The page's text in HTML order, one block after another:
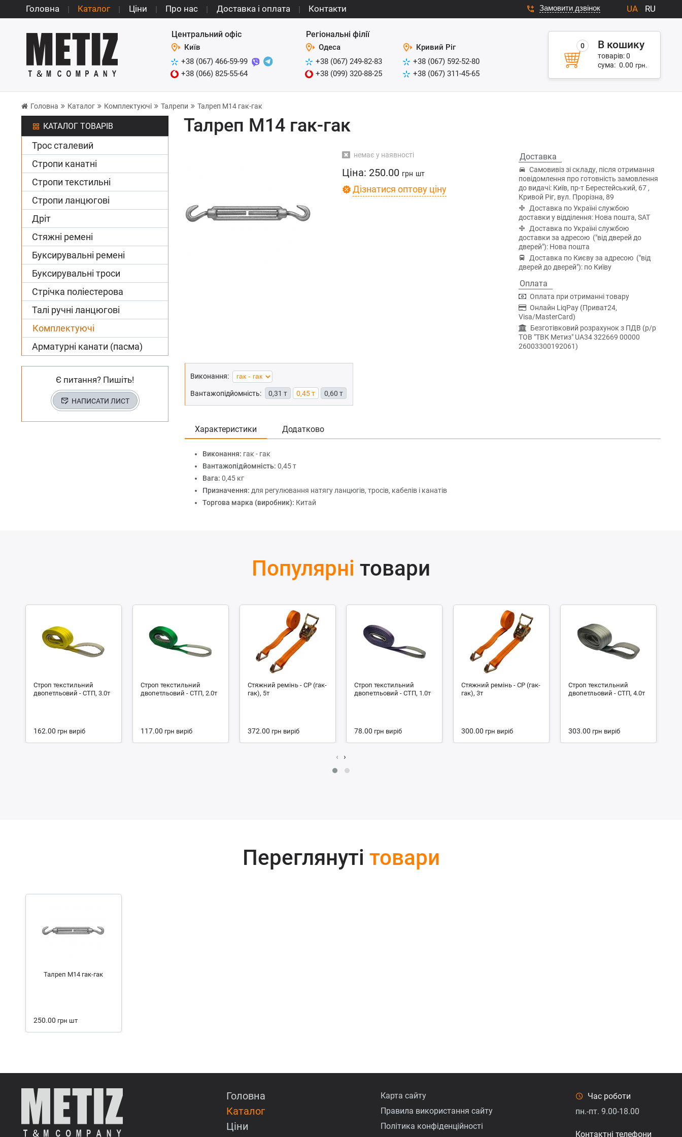
Головна Каталог Ціни Про нас Доставка і оплата Контакти Замовити дзвінок UA RU
Центральний офіс
Київ
+38 (067) 466-59-99
+38 (066) 825-55-64
Регіональні філії
Одеса
+38 (067) 249-82-83
+38 (099) 320-88-25
Кривий Ріг
+38 (067) 592-52-80
+38 (067) 311-45-65
0 В кошику
товарів:0
сума: 0.00 грн.
Головна Каталог Комплектуючі Талрепи Талреп М14 гак-гак
КАТАЛОГ ТОВАРІВ
Трос сталевий
Стропи канатні
Стропи текстильні
Стропи ланцюгові
Дріт
Стяжні ремені
Буксирувальні ремені
Буксирувальні троси
Стрічка поліестерова
Талі ручні ланцюгові
Комплектуючі
Арматурні канати (пасма)
Є питання? Пишіть!
НАПИСАТИ ЛИСТ
Талреп М14 гак-гак
немає у наявності
Ціна: 250.00 грн шт
Дізнатися оптову ціну
Доставка
Самовивіз зі складу, після отримання
повідомлення про готовність замовлення
до видачі: Київ, пр-т Берестейський, 67 ,
Кривой Ріг, вул. Прорізна, 89
Доставка по Україні службою
доставки у відділення: Нова пошта, SAT
Доставка по Україні службою
доставки за адресою ("від дверей до
дверей"): Нова пошта
Доставка по Києву за адресою ("від
дверей до дверей"): по Київу
Оплата
Оплата при отриманні товару
Онлайн LiqPay (Приват24,
Visa/MasterCard)
Безготівковий розрахунок з ПДВ (р/р
ТОВ "ТВК Метиз" UA34 322669 00000
26003300192061)
Виконання:
Вантажопідйомність: 0,31 т 0,45 т 0,60 т
Характеристики Додатково
Виконання: гак - гак
Вантажопідйомність: 0,45 т
Вага: 0,45 кг
Призначення: для регулювання натягу ланцюгів, тросів, кабелів і канатів
Торгова марка (виробник): Китай
Популярні товари
Строп текстильний
двопетльовий - СТП, 3.0т
162.00 грн виріб
Строп текстильний
двопетльовий - СТП, 2.0т
117.00 грн виріб
Стяжний ремінь - СР (гак-
гак), 5т
372.00 грн виріб
Строп текстильний
двопетльовий - СТП, 1.0т
78.00 грн виріб
Стяжний ремінь - СР (гак-
гак), 3т
300.00 грн виріб
Строп текстильний
двопетльовий - СТП, 4.0т
303.00 грн виріб
‹ ›
Переглянуті товари
Талреп М14 гак-гак
250.00 грн шт
Головна
Каталог
Ціни
Карта сайту
Правила використання сайту
Політика конфіденційності
Час роботи
пн.-пт. 9.00-18.00
Контактні телефони